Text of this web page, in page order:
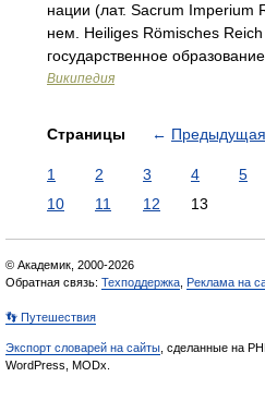
нации (лат. Sacrum Imperium
нем. Heiliges Römisches
государственное
Википедия
Страницы ← Предыдущая
1 2 3 4 5
10
11 12 13
© Академик, 2000-2026
Обратная связь: Техподдержка Реклама на
👣 Путешествия
Экспорт словарей на сайты , сделанные на
WordPress, MODx.